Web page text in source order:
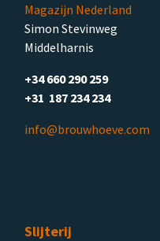
Magazijn Nederland
Simon Stevinweg
Middelharnis
+34 660 290 259
+31 187 234 234
info@brouwhoeve.com
Slijterij